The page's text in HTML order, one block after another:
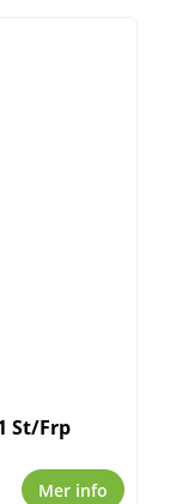
St/Frp
Mer info